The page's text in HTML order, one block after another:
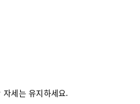
자세는 유지하세요.